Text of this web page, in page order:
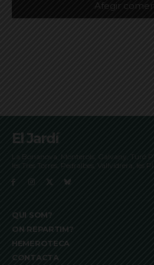
El Jardí
La Bonanova, Monterols, Galvany, Turó
les Tres Torres, Pedralbes, Vallvidrera, les
QUI SOM?
ON REPARTIM?
HEMEROTECA
CONTACTA